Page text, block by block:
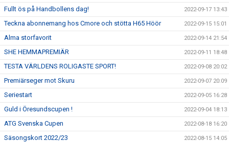
Fullt ös på Handbollens dag! 2022-09-17 13:43
Teckna abonnemang hos Cmore och stötta H65 Höör 2022-09-15 15:01
Alma storfavorit 2022-09-14 21:54
SHE HEMMAPREMIÄR 2022-09-11 18:48
TESTA VÄRLDENS ROLIGASTE SPORT! 2022-09-08 20:02
Premiärseger mot Skuru 2022-09-07 20:09
Seriestart 2022-09-05 16:28
Guld i Öresundscupen ! 2022-09-04 18:13
ATG Svenska Cupen 2022-08-18 16:20
Säsongskort 2022/23 2022-08-15 14:05